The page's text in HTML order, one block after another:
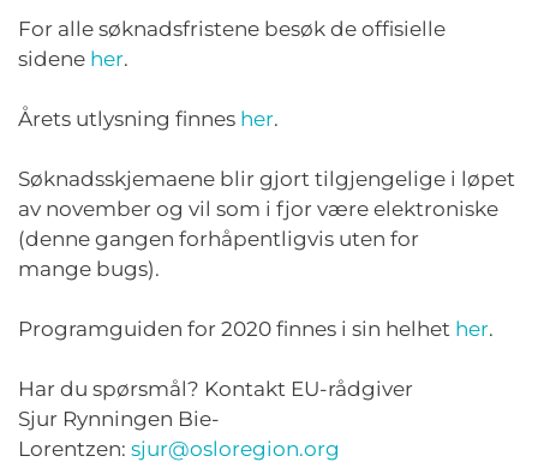
For alle søknadsfristene besøk de offisielle
sidene her.
Årets utlysning finnes her.
Søknadsskjemaene blir gjort tilgjengelige i løpet
av november og vil som i fjor være elektroniske
(denne gangen forhåpentligvis uten for
mange bugs).
Programguiden for 2020 finnes i sin helhet her.
Har du spørsmål? Kontakt EU-rådgiver
Sjur Rynningen Bie-
Lorentzen: sjur@osloregion.org